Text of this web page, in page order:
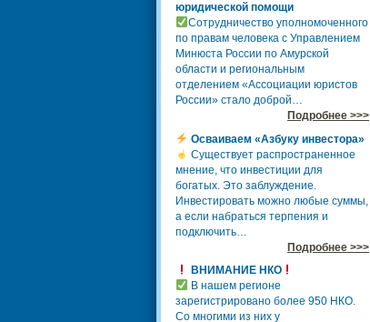
юридической помощи
Сотрудничество уполномоченного
по правам человека с Управлением
Минюста России по Амурской
области и региональным
отделением «Ассоциации юристов
России» стало доброй…
Подробнее >>>
Осваиваем «Азбуку инвестора»
Существует распространенное
мнение, что инвестиции для
богатых. Это заблуждение.
Инвестировать можно любые суммы,
а если набраться терпения и
подключить…
Подробнее >>>
ВНИМАНИЕ НКО
В нашем регионе
зарегистрировано более 950 НКО.
Со многими из них у